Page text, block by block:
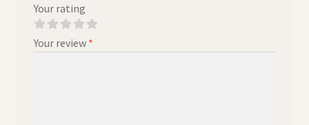
Your rating
Your review *